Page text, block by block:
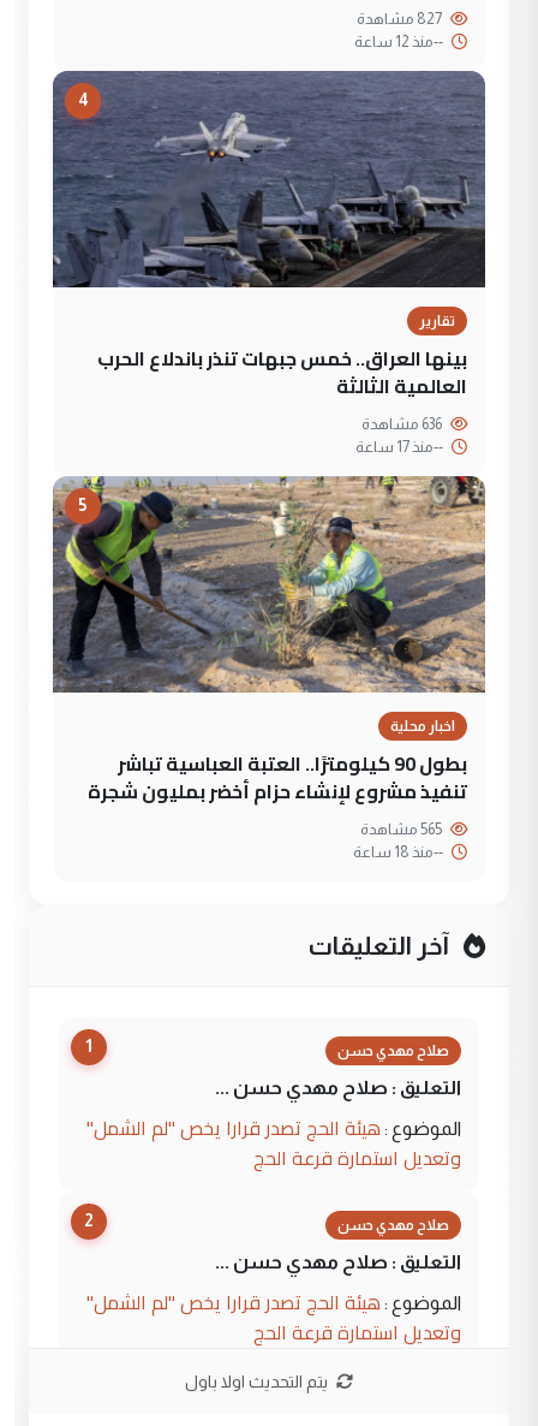
--منذ 12 ساعة
4
تقارير
بينها العراق.. خمس جبهات تنذر باندلاع الحرب
العالمية الثالثة
--منذ 17 ساعة
5
اخبار محلية
بطول 90 كيلومترًا.. العتبة العباسية تباشر
تنفيذ مشروع لإنشاء حزام أخضر بمليون شجرة
--منذ 18 ساعة
آخر التعليقات
1 صلاح مهدي حسن
التعليق : صلاح مهدي حسن ...
الموضوع : هيئة الحج تصدر قرارا يخص "لم الشمل"
وتعديل استمارة قرعة الحج
2 صلاح مهدي حسن
التعليق : صلاح مهدي حسن ...
الموضوع : هيئة الحج تصدر قرارا يخص "لم الشمل"
وتعديل استمارة قرعة الحج
يتم التحديث اولا باول